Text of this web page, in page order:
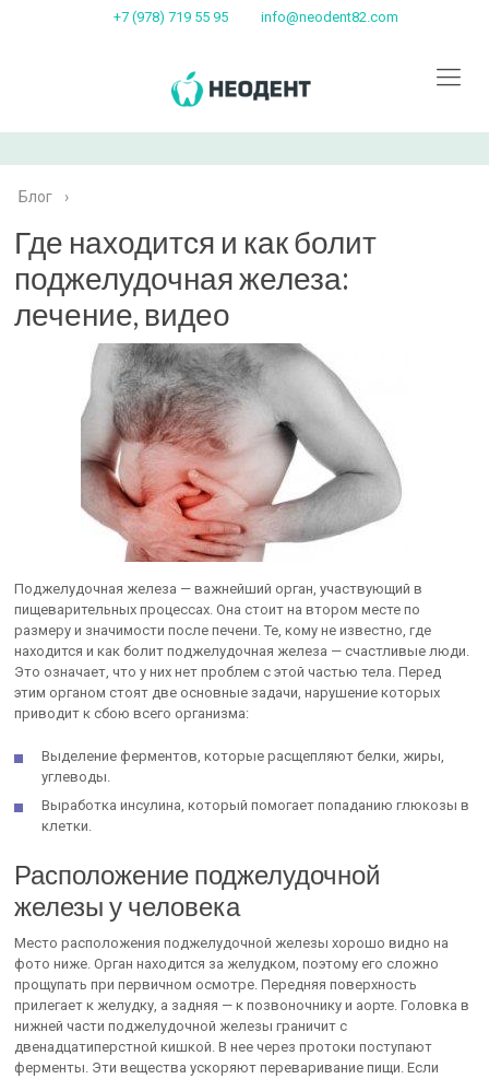
+7 (978) 719 55 95 info@neodent82.com
Блог ›
Где находится и как болит
поджелудочная железа:
лечение, видео
Поджелудочная железа — важнейший орган, участвующий в
пищеварительных процессах. Она стоит на втором месте по
размеру и значимости после печени. Те, кому не известно, где
находится и как болит поджелудочная железа — счастливые люди.
Это означает, что у них нет проблем с этой частью тела. Перед
этим органом стоят две основные задачи, нарушение которых
приводит к сбою всего организма:
Выделение ферментов, которые расщепляют белки, жиры,
углеводы.
Выработка инсулина, который помогает попаданию глюкозы в
клетки.
Расположение поджелудочной
железы у человека
Место расположения поджелудочной железы хорошо видно на
фото ниже. Орган находится за желудком, поэтому его сложно
прощупать при первичном осмотре. Передняя поверхность
прилегает к желудку, а задняя — к позвоночнику и аорте. Головка в
нижней части поджелудочной железы граничит с
двенадцатиперстной кишкой. В нее через протоки поступают
ферменты. Эти вещества ускоряют переваривание пищи. Если